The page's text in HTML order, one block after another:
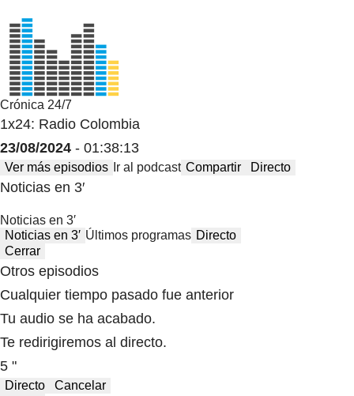
Crónica 24/7
1x24: Radio Colombia
23/08/2024 - 01:38:13
Ver más episodios Ir al podcast Compartir Directo
Noticias en 3′
Noticias en 3′
Noticias en 3′ Últimos programas Directo
Cerrar
Otros episodios
Cualquier tiempo pasado fue anterior
Tu audio se ha acabado.
Te redirigiremos al directo.
5 "
Directo
Cancelar